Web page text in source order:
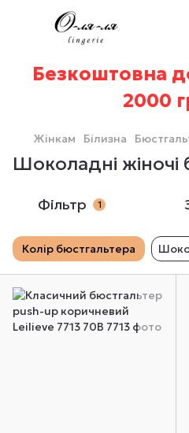
Безкоштовна
2000
Жінкам Білизна
Шоколадні жіночі
Фільтр 1
Колір бюстгальтера